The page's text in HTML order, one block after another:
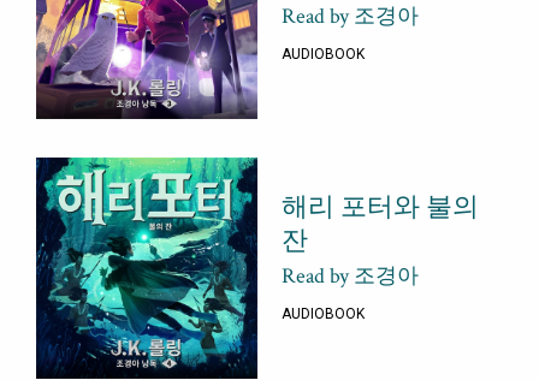
Read by 조경아
AUDIOBOOK
해리 포터와 불의
잔
Read by 조경아
AUDIOBOOK